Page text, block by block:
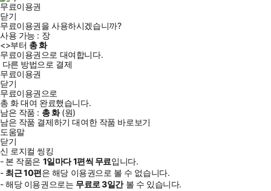
무료이용권
닫기
무료이용권을 사용하시겠습니까?
사용 가능 : 장
<>부터 총화
무료이용권으로 대여합니다.
다른 방법으로 결제
무료이용권
닫기
무료이용권으로
총 화대여 완료했습니다.
남은 작품 : 총화(원)
남은 작품 결제하기 대여한 작품 바로보기
도움말
닫기
신 로지컬 씽킹
- 본 작품은 1일마다1편씩 무료입니다.
- 최근10편은 해당 이용권으로 볼 수 없습니다.
- 해당 이용권으로는 무료로3일간볼 수 있습니다.